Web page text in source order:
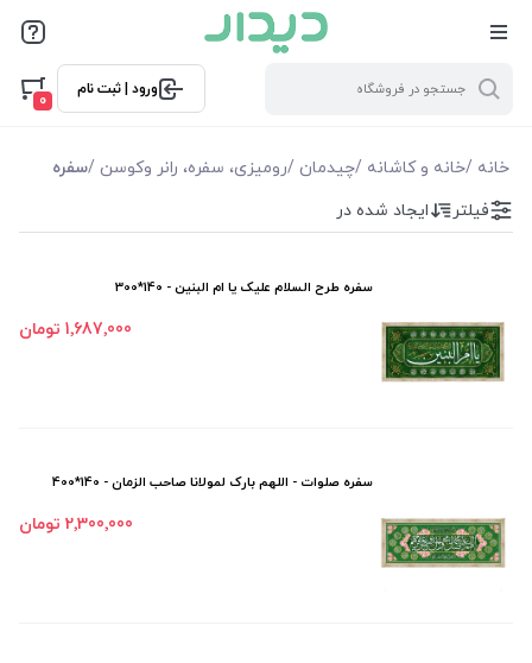
ورود | ثبت نام
0
خانه /خانه و کاشانه /چیدمان /رومیزی، سفره، رانر وکوسن /سفره
فیلتر بر اساس قیمت
فیلترها
نمایش همه محصولات
فیلتر ایجاد شده در
سفره طرح السلام علیک یا ام البنین - 140*300
1٬687٬000 تومان
سفره صلوات - اللهم بارک لمولانا صاحب الزمان - 140*400
2٬300٬000 تومان